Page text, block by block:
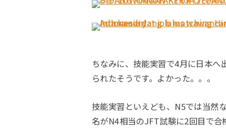
ちなみに、技能実習で4月に日本
られたそうです。よかった。。。
技能実習といえども、N5では当然
名がN4相当のJFT試験に2回目で合